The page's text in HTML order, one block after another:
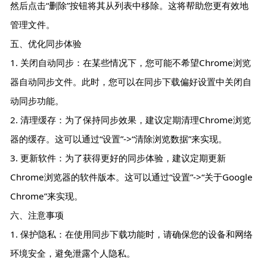
然后点击“删除”按钮将其从列表中移除。这将帮助您更有效地
管理文件。
五、优化同步体验
1. 关闭自动同步：在某些情况下，您可能不希望Chrome浏览
器自动同步文件。此时，您可以在同步下载偏好设置中关闭自
动同步功能。
2. 清理缓存：为了保持同步效果，建议定期清理Chrome浏览
器的缓存。这可以通过“设置”->“清除浏览数据”来实现。
3. 更新软件：为了获得更好的同步体验，建议定期更新
Chrome浏览器的软件版本。这可以通过“设置”->“关于Google
Chrome”来实现。
六、注意事项
1. 保护隐私：在使用同步下载功能时，请确保您的设备和网络
环境安全，避免泄露个人隐私。